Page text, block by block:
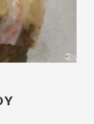
Y